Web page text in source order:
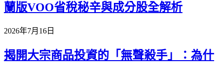
蘭版VOO省稅秘辛與成分股全解析
2026年7月16日
揭開大宗商品投資的「無聲殺手」：為什